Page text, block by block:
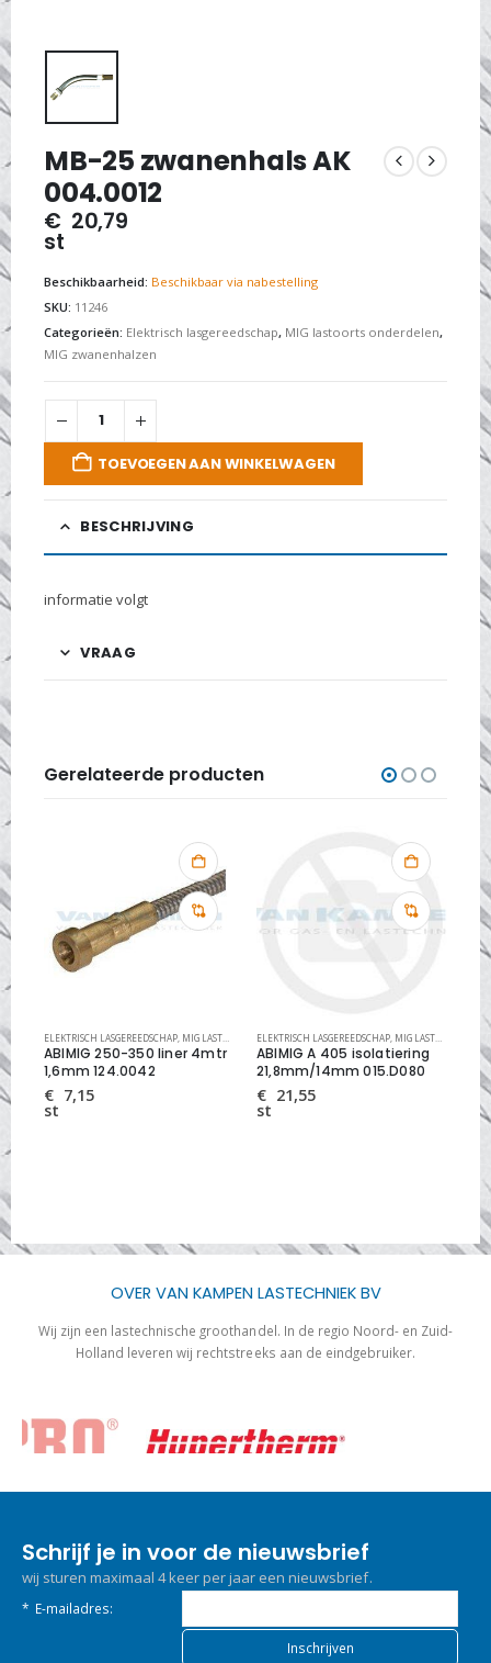
MB-25 zwanenhals AK
004.0012
€ 20,79
st
Beschikbaarheid: Beschikbaar via nabestelling
SKU: 11246
Categorieën: Elektrisch lasgereedschap, MIG lastoorts onderdelen,
MIG zwanenhalzen
TOEVOEGEN AAN WINKELWAGEN
BESCHRIJVING
informatie volgt
VRAAG
Gerelateerde producten
,MIG OVERIGE SLIJTDELEN
ELEKTRISCH LASGEREEDSCHAP MIG LASTOORTS ONDERDELEN ,MIG LINERS
ABIMIG 250-350 liner 4mtr
1,6mm 124.0042
€ 7,15
st
ELEKTRISCH LASGEREEDSCHAP MIG LASTOORTS ONDERDELEN
ABIMIG A 405 isolatiering
21,8mm/14mm 015.D080
€ 21,55
st st
OVER VAN KAMPEN LASTECHNIEK BV
Wij zijn een lastechnische groothandel. In de regio Noord- en Zuid-
Holland leveren wij rechtstreeks aan de eindgebruiker.
Schrijf je in voor de nieuwsbrief
wij sturen maximaal 4 keer per jaar een nieuwsbrief.
* E-mailadres: